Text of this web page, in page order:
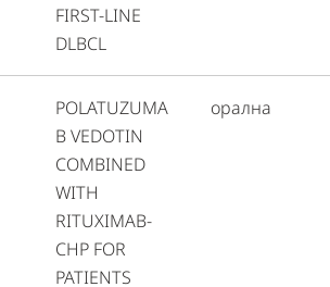
FIRST-LINE
DLBCL
POLATUZUMA
B VEDOTIN
COMBINED
WITH
RITUXIMAB-
CHP FOR
PATIENTS
орална